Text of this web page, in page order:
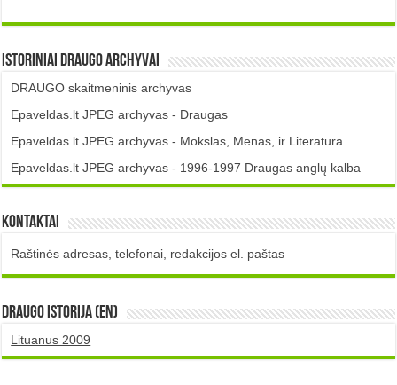
Istoriniai DRAUGO Archyvai
DRAUGO skaitmeninis archyvas
Epaveldas.lt JPEG archyvas - Draugas
Epaveldas.lt JPEG archyvas - Mokslas, Menas, ir Literatūra
Epaveldas.lt JPEG archyvas - 1996-1997 Draugas anglų kalba
Kontaktai
Raštinės adresas, telefonai, redakcijos el. paštas
DRAUGO istorija (EN)
Lituanus 2009